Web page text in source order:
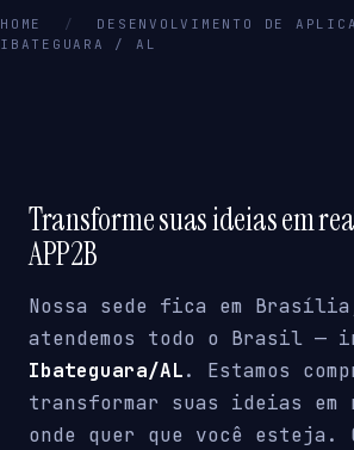
HOME /
DESENVOLVIMENTO DE
IBATEGUARA / AL
Transforme suas ideias em
APP2B
Nossa sede fica em
atendemos todo o Brasil —
Ibateguara/AL. Estamos
transformar suas ideias em
onde quer que você esteja.